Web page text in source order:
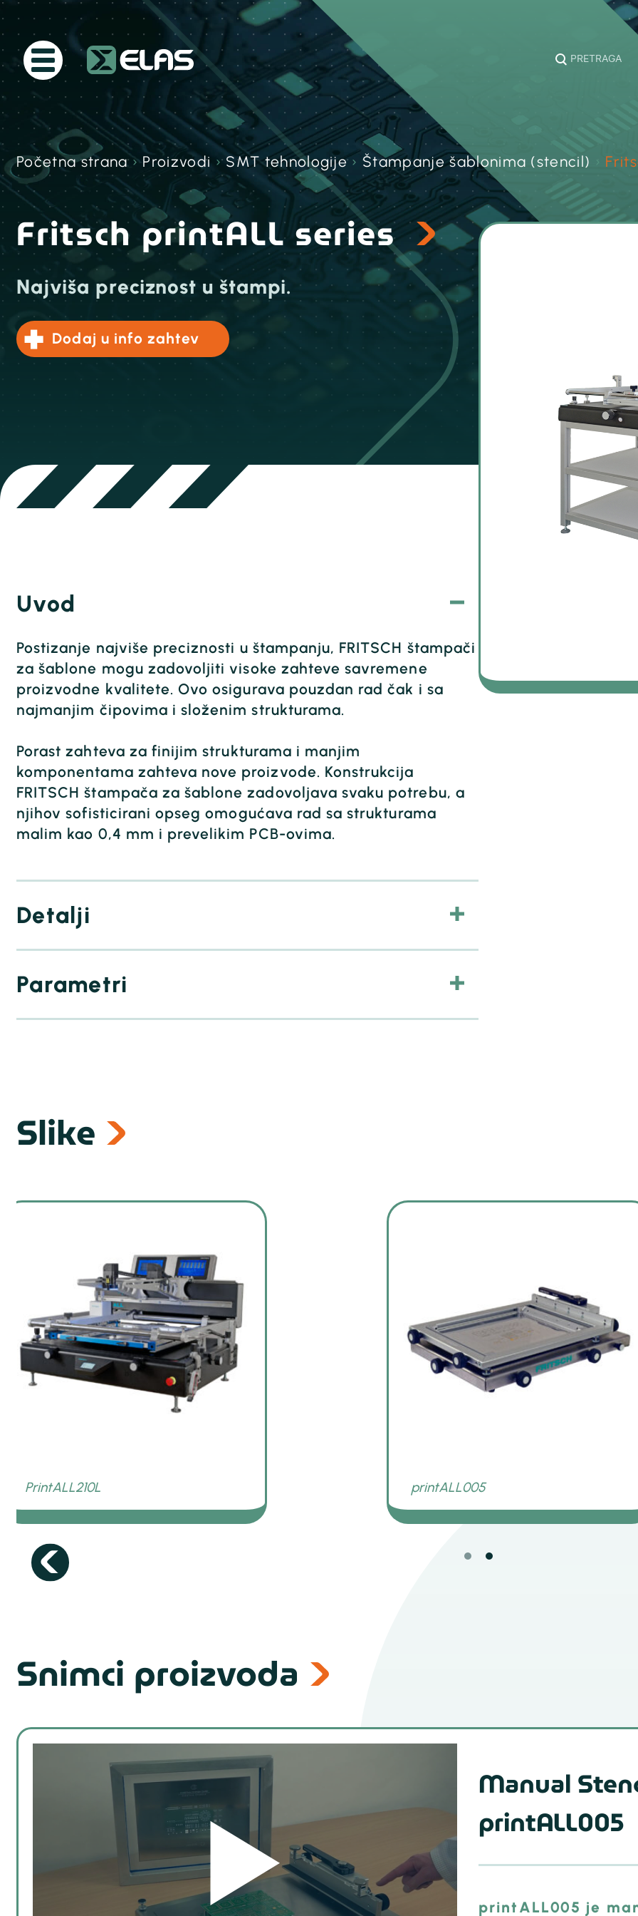
PRETRAGA
Početna strana›Proizvodi › SMT tehnologije›Štampanje šablonima (stencil) ›
Fritsch printALL series
Najviša preciznost u štampi.
Dodaj u info zahtev
Uvod
Postizanje najviše preciznosti u štampanju, FRITSCH štampači
za šablone mogu zadovoljiti visoke zahteve savremene
proizvodne kvalitete. Ovo osigurava pouzdan rad čak i sa
najmanjim čipovima i složenim strukturama.
Porast zahteva za finijim strukturama i manjim
komponentama zahteva nove proizvode. Konstrukcija
FRITSCH štampača za šablone zadovoljava svaku potrebu, a
njihov sofisticirani opseg omogućava rad sa strukturama
malim kao 0,4 mm i prevelikim PCB-ovima.
Detalji
Parametri
Slike
Snimci proizvoda
Manual
printALL005
printALL005 je